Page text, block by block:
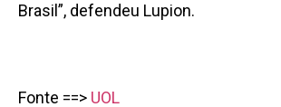
Brasil”, defendeu Lupion.
Fonte ==> UOL